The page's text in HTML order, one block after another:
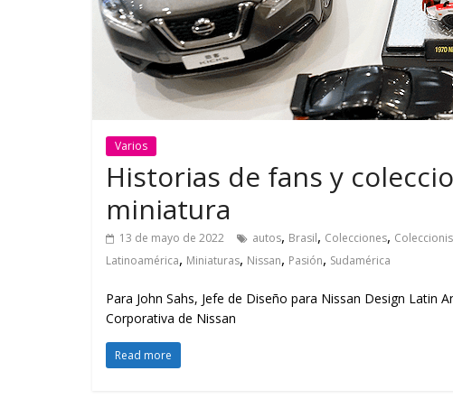
Varios
Historias de fans y
miniatura
13 de mayo de 2022 autos, Brasil, Colecciones,
Latinoamérica, Miniaturas, Nissan, Pasión, Sudamérica
Para John Sahs, Jefe de Diseño para Nissan Design Latin
Corporativa de Nissan
Read more